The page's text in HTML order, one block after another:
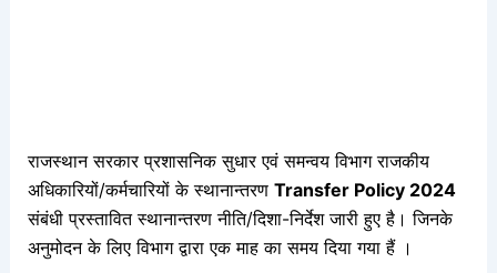
राजस्थान सरकार प्रशासनिक सुधार एवं समन्वय विभागराजकीय
अधिकारियों/कर्मचारियों के स्थानान्तरण Transfer Policy 2024
संबंधी प्रस्तावित स्थानान्तरण नीति/दिशा-निर्देश जारी हुए है। जिनके
अनुमोदन के लिए विभाग द्वारा एक माह का समय दिया गया हैं ।